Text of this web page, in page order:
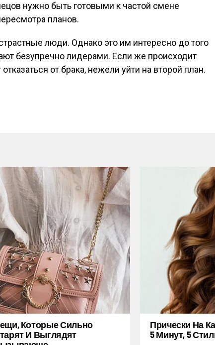
нужно быть готовыми к частой смене
планов.
люди. Однако это им интересно до того
безупречно лидерами. Если же происходит
от брака, нежели уйти на второй план.
Которые Сильно
И Выглядят
Прически На
5 Минут, 5